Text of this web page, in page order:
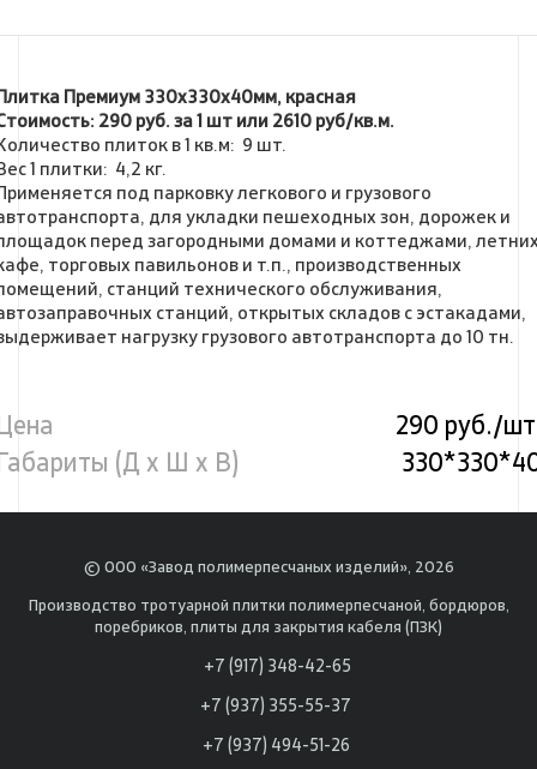
Премиум 330х330х40мм, красная
290 руб. за 1 шт или 2610 руб/кв.м.
плиток в 1 кв.м: 9 шт.
1 плитки: 4,2 кг.
под парковку легкового и грузового
для укладки пешеходных зон, дорожек и
перед загородными домами и коттеджами,
торговых павильонов и т.п., производственных
станций технического обслуживания,
станций, открытых складов с эстакадами,
нагрузку грузового автотранспорта до 10 тн.
290 руб./
(Д х Ш х В)
© ООО «Завод полимерпесчаных изделий», 2026
Производство тротуарной плитки полимерпесчаной, бордюров,
поребриков, плиты для закрытия кабеля (ПЗК)
+7 (917) 348-42-65
+7 (937) 355-55-37
+7 (937) 494-51-26